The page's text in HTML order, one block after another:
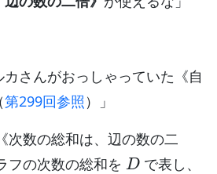
カさんがおっしゃっていた《自
第299回参照 ）」
次数の総和は、辺の数の二
フの次数の総和を
D
で表し、